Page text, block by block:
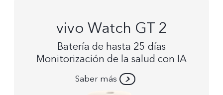
vivo Watch GT 2
Batería de hasta 25 días
Monitorización de la salud con IA
Saber más